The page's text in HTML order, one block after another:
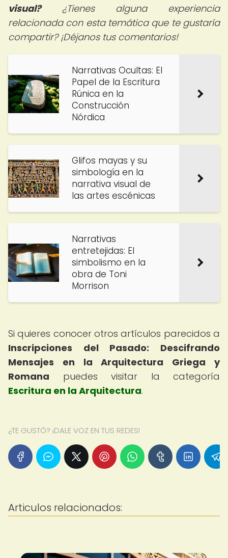
visual?
¿Tienes alguna experiencia
relacionada con esta temática que te gustaría
compartir? ¡Déjanos tus comentarios!
Narrativas Ocultas: El
Papel de la Escritura
Rúnica en la
Construcción
Nórdica
Glifos mayas y su
simbología en la
narrativa visual de
las artes escénicas
Narrativas
entretejidas: El
simbolismo en la
obra de Toni
Morrison
Si quieres conocer otros artículos parecidos a
Inscripciones del Pasado: Descifrando
Mensajes en la Arquitectura Griega y
Romana puedes visitar la categoría
Escritura en la Arquitectura.
¿TE GUSTÓ? ¡DALE VOZ EN TUS REDES!
Articulos relacionados: